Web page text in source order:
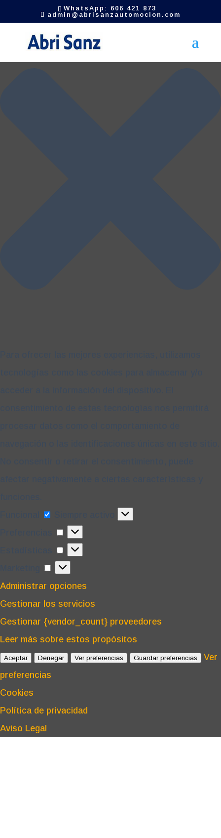
Gestionar el consentimiento de las cookies
Preferencias
Estadísticas
Marketing
Administrar opciones
Gestionar los servicios
Gestionar {vendor_count} proveedores
Leer más sobre estos propósitos
Aceptar Denegar Ver preferencias Guardar preferencias
Ver
preferencias
Cookies
Política de privacidad
Aviso Legal
WhatsApp: 606 421 873
admin@abrisanzautomocion.com